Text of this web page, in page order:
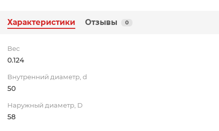
Характеристики Отзывы 0
Вес
0.124
Внутренний диаметр, d
50
Наружный диаметр, D
58